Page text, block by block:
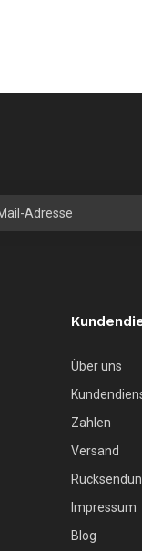
Über uns
Zahlen
Versand
Impressum
Blog